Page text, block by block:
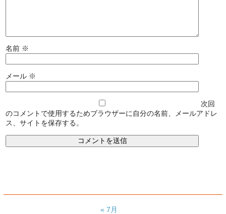
名前 ※
メール ※
次回
のコメントで使用するためブラウザーに自分の名前、メールアドレ
ス、サイトを保存する。
« 7月